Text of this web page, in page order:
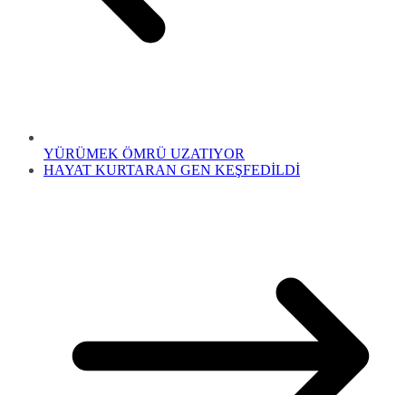
YÜRÜMEK ÖMRÜ UZATIYOR
HAYAT KURTARAN GEN KEŞFEDİLDİ